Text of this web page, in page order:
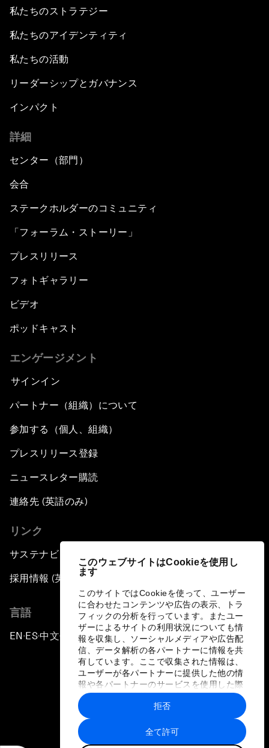
このウェブサイトはCookieを使用し
ます
このサイトではCookieを使って、ユーザー
に合わせたコンテンツや広告の表示、トラ
フィックの分析を行っています。またユー
ザーによるサイトの利用状況についても情
報を収集し、ソーシャルメディアや広告配
信、データ解析の各パートナーに情報を共
有しています。ここで収集された情報は、
ユーザーが各パートナーに提供した他の情
報や各パートナーのサービスを使用した際
に収集された情報と組み合わされ、各パー
トナーによって使用されることがありま
す。
全て許可
拒否
私たちのストラテジー
私たちのアイデンティティ
私たちの活動
リーダーシップとガバナンス
インパクト
詳細
センター（部門）
会合
ステークホルダーのコミュニティ
「フォーラム・ストーリー」
プレスリリース
フォトギャラリー
ビデオ
ポッドキャスト
エンゲージメント
サインイン
パートナー（組織）について
参加する（個人、組織）
プレスリリース登録
ニュースレター購読
連絡先 (英語のみ)
リンク
サステナビリティへの取り組み
採用情報 (英語のみ)
言語
EN ▪ES▪中文▪ 日本語
プライバシーポリシーと利用規約
サイトマップ